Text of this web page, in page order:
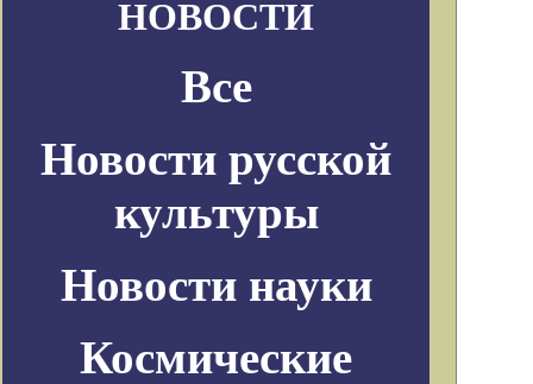
НОВОСТИ
Все
Новости русской
культуры
Новости науки
Космические